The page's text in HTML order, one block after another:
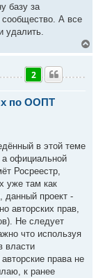
базу за
А все
удалить.
е
по ООПТ
2
в этой теме
официальной
Росреестр,
уже там как
данный проект -
авторских прав,
Не следует
что используя
власти
права не
к ранее